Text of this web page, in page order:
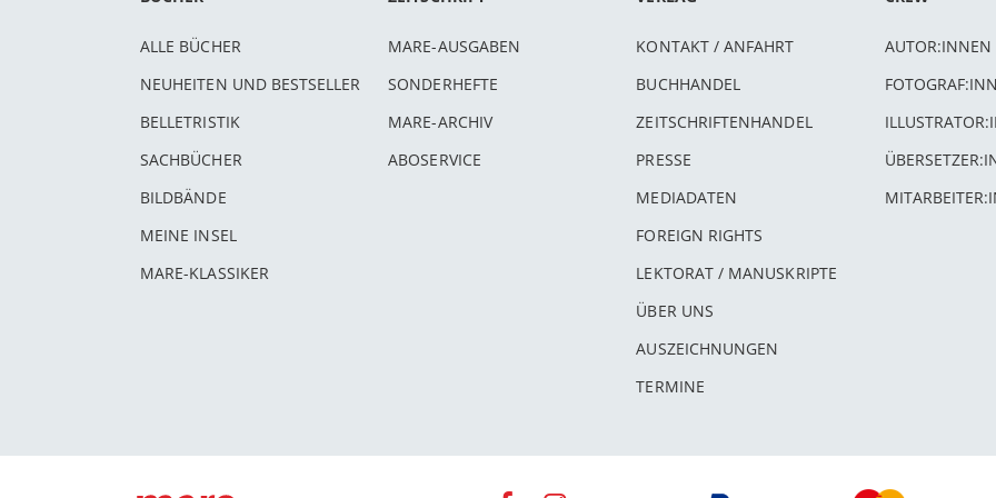
ALLE BÜCHER
NEUHEITEN UND BESTSELLER
BELLETRISTIK
SACHBÜCHER
BILDBÄNDE
MEINE INSEL
MARE-KLASSIKER
MARE-AUSGABEN
SONDERHEFTE
MARE-ARCHIV
ABOSERVICE
KONTAKT / ANFAHRT
BUCHHANDEL
ZEITSCHRIFTENHANDEL
PRESSE
MEDIADATEN
FOREIGN RIGHTS
LEKTORAT / MANUSKRIPTE
ÜBER UNS
AUSZEICHNUNGEN
TERMINE
AUTOR:INNEN